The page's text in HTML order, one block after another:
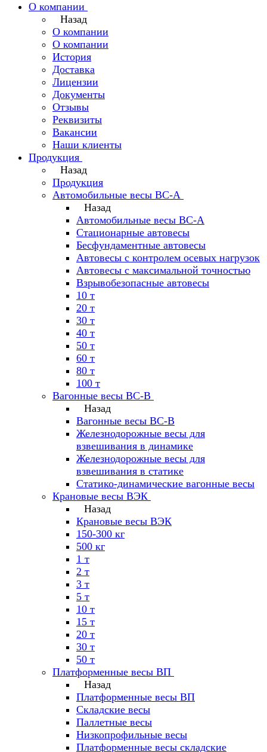
О компании
Назад
О компании
О компании
История
Доставка
Лицензии
Документы
Отзывы
Реквизиты
Вакансии
Наши клиенты
Продукция
Назад
Продукция
Автомобильные весы ВС-А
Назад
Автомобильные весы ВС-А
Стационарные автовесы
Бесфундаментные автовесы
Автовесы с контролем осевых нагрузок
Автовесы с максимальной точностью
Взрывобезопасные автовесы
10 т
20 т
30 т
40 т
50 т
60 т
80 т
100 т
Вагонные весы ВС-В
Назад
Вагонные весы ВС-В
Железнодорожные весы для
взвешивания в динамике
Железнодорожные весы для
взвешивания в статике
Статико-динамические вагонные весы
Крановые весы ВЭК
Назад
Крановые весы ВЭК
150-300 кг
500 кг
1 т
2 т
3 т
5 т
10 т
15 т
20 т
30 т
50 т
Платформенные весы ВП
Назад
Платформенные весы ВП
Складские весы
Паллетные весы
Низкопрофильные весы
Платформенные весы складские